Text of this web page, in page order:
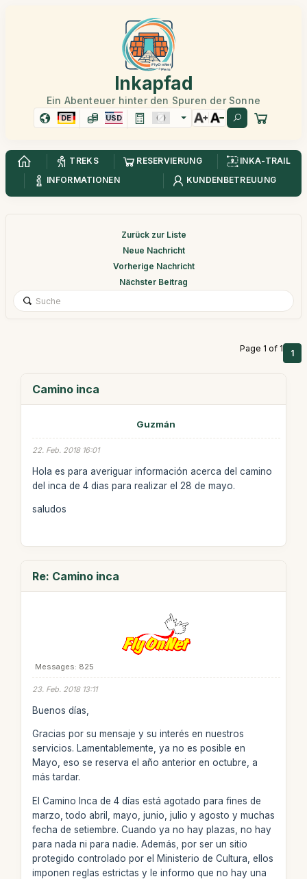
Inkapfad
Ein Abenteuer hinter den Spuren der Sonne
DE USD
TREKS RESERVIERUNG
INKA-TRAIL
INFORMATIONEN
KUNDENBETREUUNG
Zurück zur Liste
Neue Nachricht
Vorherige Nachricht
Nächster Beitrag
Page 1 of 1 1
Camino inca
Guzmán
22. Feb. 2018 16:01
Hola es para averiguar información acerca del camino
del inca de 4 dias para realizar el 28 de mayo.
saludos
Re: Camino inca
Messages: 825
23. Feb. 2018 13:11
Buenos días,
Gracias por su mensaje y su interés en nuestros
servicios. Lamentablemente, ya no es posible en
Mayo, eso se reserva el año anterior en octubre, a
más tardar.
El Camino Inca de 4 días está agotado para fines de
marzo, todo abril, mayo, junio, julio y agosto y muchas
fecha de setiembre. Cuando ya no hay plazas, no hay
para nada ni para nadie. Además, por ser un sitio
protegido controlado por el Ministerio de Cultura, ellos
imponen reglas estrictas y le informo que no hay una